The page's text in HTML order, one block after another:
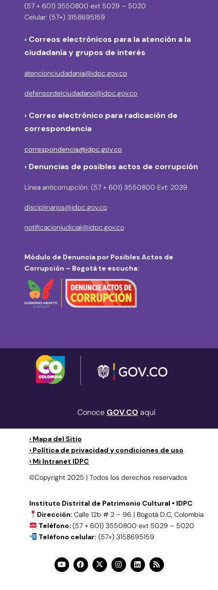
(57 + 601) 3550800 ext 5029 – 5020
Celular: (57+) 3158695159
› Correos electrónicos para la atención a la
ciudadanía y grupos de interés
atencionciudadania@idpc.gov.co
defensordelciudadano@idpc.gov.co
› Correo electrónico para radicación de
correspondencia
correspondencia@idpc.gov.co
› Denuncias de posibles actos de corrupción
Línea anticorrupción: (57 + 601) 3550800 Ext: 2039
disciplinarios@idpc.gov.co
notificacionjudicial@idpc.gov.co
Módulo de Denuncia por Posibles Actos de
Corrupción – Bogotá te escucha:
Conoce GOV.CO aquí
› Mapa del Sitio
› Política de privacidad y condiciones de uso
› Mi Intranet IDPC
©Copyright 2025 | Todos los derechos reservados
Instituto Distrital de Patrimonio Cultural • IDPC
Dirección: Calle 12b # 2 – 96 | Bogotá D.C, Colombia
Teléfono: (57 + 601) 3550800 ext 5029 – 5020
Teléfono celular: (57+) 3158695159